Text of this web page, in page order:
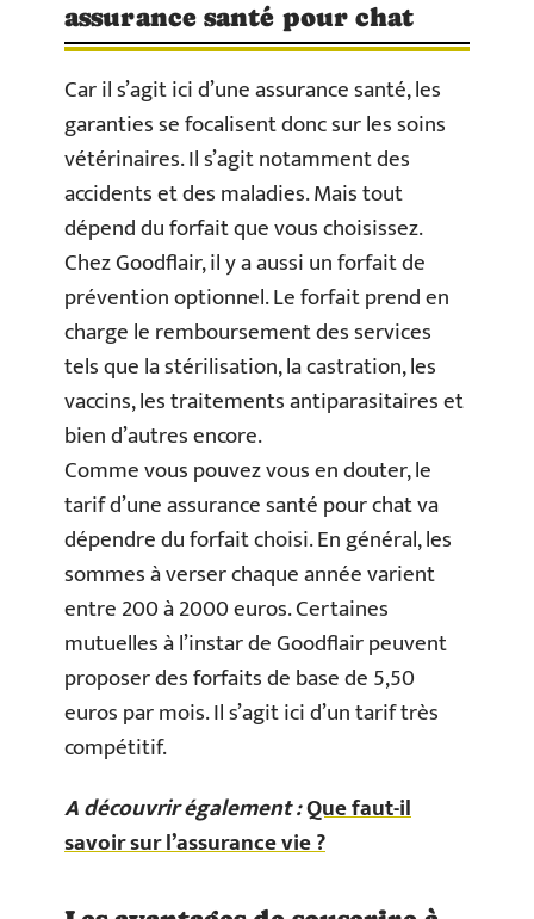
assurance santé pour chat
Car il s’agit ici d’une assurance santé, les
garanties se focalisent donc sur les soins
vétérinaires. Il s’agit notamment des
accidents et des maladies. Mais tout
dépend du forfait que vous choisissez.
Chez Goodflair, il y a aussi un forfait de
prévention optionnel. Le forfait prend en
charge le remboursement des services
tels que la stérilisation, la castration, les
vaccins, les traitements antiparasitaires et
bien d’autres encore.
Comme vous pouvez vous en douter, le
tarif d’une assurance santé pour chat va
dépendre du forfait choisi. En général, les
sommes à verser chaque année varient
entre 200 à 2000 euros. Certaines
mutuelles à l’instar de Goodflair peuvent
proposer des forfaits de base de 5,50
euros par mois. Il s’agit ici d’un tarif très
compétitif.
A découvrir également :Que faut-il
savoir sur l’assurance vie ?